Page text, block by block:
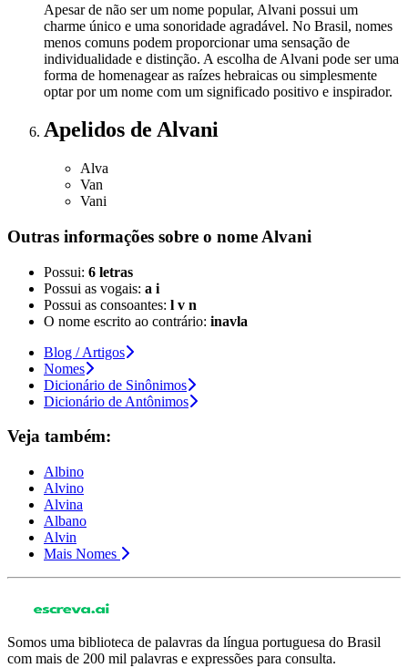
Apesar de não ser um nome popular, Alvani possui um
charme único e uma sonoridade agradável. No Brasil, nomes
menos comuns podem proporcionar uma sensação de
individualidade e distinção. A escolha de Alvani pode ser uma
forma de homenagear as raízes hebraicas ou simplesmente
optar por um nome com um significado positivo e inspirador.
Apelidos de Alvani
Alva
Van
Vani
Outras informações sobre o nome Alvani
Possui: 6 letras
Possui as vogais: a i
Possui as consoantes: l v n
O nome escrito ao contrário: inavla
Blog / Artigos
Nomes
Dicionário de Sinônimos
Dicionário de Antônimos
Veja também:
Albino
Alvino
Alvina
Albano
Alvin
Mais Nomes
Somos uma biblioteca de palavras da língua portuguesa do Brasil
com mais de 200 mil palavras e expressões para consulta.